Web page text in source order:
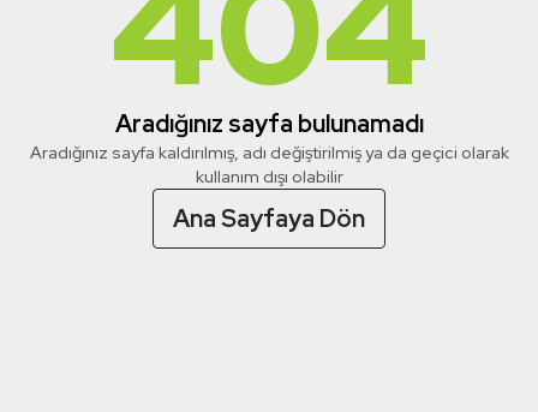
Aradığınız sayfa bulunamadı
Aradığınız sayfa kaldırılmış, adı değiştirilmiş ya da geçici olarak
kullanım dışı olabilir
Ana Sayfaya Dön